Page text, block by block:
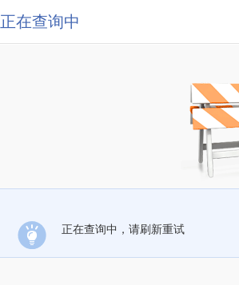
正在查询中
正在查询中，请刷新重试